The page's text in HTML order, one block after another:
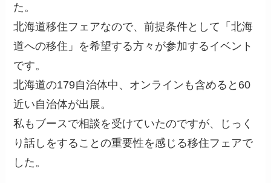
た。
北海道移住フェアなので、前提条件として「北海
道への移住」を希望する方々が参加するイベント
です。
北海道の179自治体中、オンラインも含めると60
近い自治体が出展。
私もブースで相談を受けていたのですが、じっく
り話しをすることの重要性を感じる移住フェアで
した。